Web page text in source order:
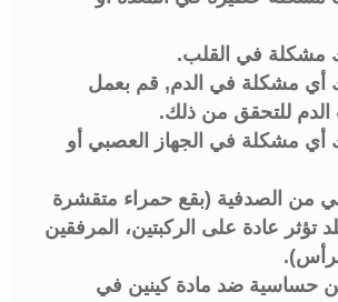
مشكلة في القلب.
أي مشكلة في الدم, قم بعمل
الدم للتحقق من ذلك.
أي مشكلة في الجهاز العصبي أو
من الصدفية (بقع حمراء متقشرة
تؤثر عادة على الركبتين، المرفقين
حساسية ضد مادة كينين في